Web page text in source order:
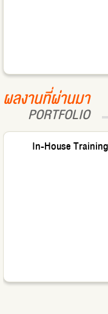
ผลงานที่ผ่านมา
PORTFOLIO
In-House